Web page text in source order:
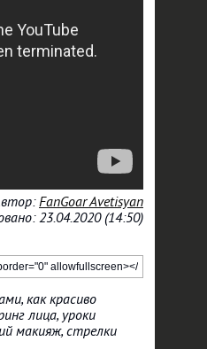
FanGoar Avetisyan
23.04.2020 (14:50)
как красиво
лица, уроки
макияж, стрелки